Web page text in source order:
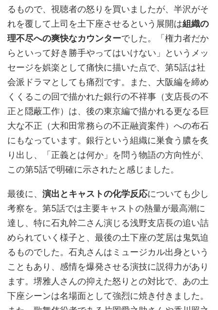
るもので、視聴者の怒りを買いましたが、半沢がそ
れを覆して上司を土下座させるという展開は組織の
理不尽への爽快なカウンターでした。「権力者だか
らといって好き勝手やってはいけない」というメッ
セージを娯楽として痛快に描いた点で、第5話は社
会派ドラマとしても痛烈です。また、大阪編を締め
くくるこの回で描かれた銀行の不祥事（支店長の不
正と隠蔽工作）は、後の東京編で描かれる更なる巨
大な不正（大和田常務らの不正融資案件）への布石
にもなっています。銀行という組織に巣食う膿を炙
り出し、「正義とは何か」を問う物語の方向性が、
この第5話で明確に示されたと感じました。
最後に、 演出とキャストの化学反応についても少し
考察を。第5話では主要キャストの熱量が最高潮に
達し、特に石丸幹二さん演じる浅野支店長の追い詰
められていく様子と、最後の土下座の芝居は鬼気迫
るものでした。石丸さんはミュージカル出身という
こともあり、感情を爆発させる演技に説得力があり
ます。堺雅人さんの抑えた怒りとの対比で、あの土
下座シーンは名場面として強烈に焼き付きました。